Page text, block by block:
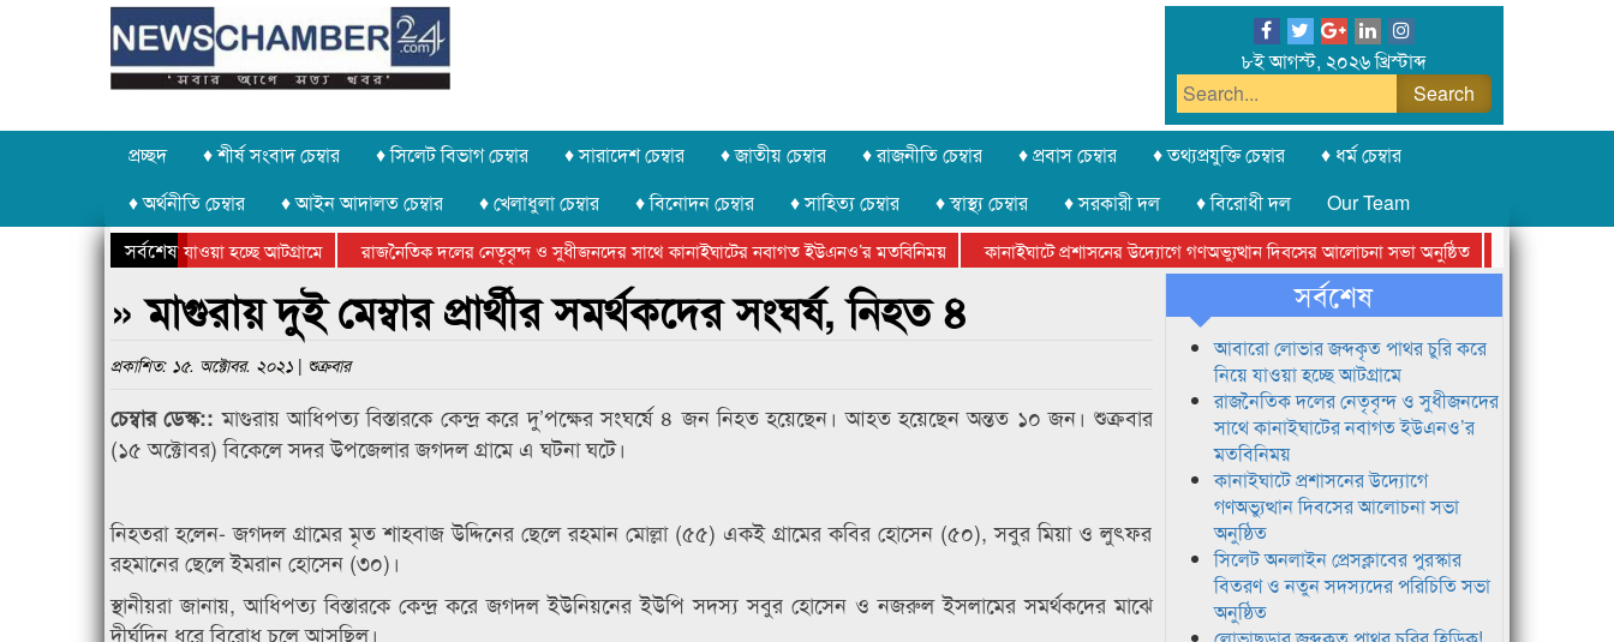
৮ই আগস্ট, ২০২৬ খ্রিস্টাব্দ
প্রচ্ছদ ♦ শীর্ষ সংবাদ চেম্বার ♦ সিলেট বিভাগ চেম্বার ♦ সারাদেশ চেম্বার ♦ জাতীয় চেম্বার ♦ রাজনীতি চেম্বার ♦ প্রবাস চেম্বার ♦ তথ্যপ্রযুক্তি চেম্বার
♦ ধর্ম চেম্বার
♦ অর্থনীতি চেম্বার
♦ আইন আদালত চেম্বার ♦ খেলাধুলা চেম্বার ♦ বিনোদন চেম্বার ♦ সাহিত্য চেম্বার ♦ স্বাস্থ্য চেম্বার ♦ সরকারী দল ♦ বিরোধী দল
Our Team
সর্বশেষ
পাথর চুরি করে নিয়ে যাওয়া হচ্ছে আটগ্রামে রাজনৈতিক দলের নেতৃবৃন্দ ও সুধীজনদের সাথে কানাইঘাটের নবাগত ইউএনও’র মতবিনিময় কানাইঘাটে প্রশাসনের উদ্যোগে গণঅভ্যুত্থান দিবসের আলোচনা সভা অনুষ্ঠিত
সিলেট অনলাইন
বার্ষিক ক্রীড়া প্রতিযোগিতার পুরস্কার বিতরণ সম্পন্ন
সিলেটে বাংলাদেশ গ্রুপ থিয়েটার ফেডারেশানের বিভাগীয় অভিনয় কর্মশালা সম্পন্ন
» মাগুরায় দুই মেম্বার প্রার্থীর সমর্থকদের সংঘর্ষ, নিহত ৪
প্রকাশিত: ১৫. অক্টোবর. ২০২১ | শুক্রবার
চেম্বার ডেস্ক::মাগুরায় আধিপত্য বিস্তারকে কেন্দ্র করে দু’পক্ষের সংঘর্ষে ৪ জন নিহত হয়েছেন। আহত হয়েছেন অন্তত ১০ জন। শুক্রবার
(১৫ অক্টোবর) বিকেলে সদর উপজেলার জগদল গ্রামে এ ঘটনা ঘটে।
নিহতরা হলেন- জগদল গ্রামের মৃত শাহবাজ উদ্দিনের ছেলে রহমান মোল্লা (৫৫) একই গ্রামের কবির হোসেন (৫০), সবুর মিয়া ও লুৎফর
রহমানের ছেলে ইমরান হোসেন (৩০)।
স্থানীয়রা জানায়, আধিপত্য বিস্তারকে কেন্দ্র করে জগদল ইউনিয়নের ইউপি সদস্য সবুর হোসেন ও নজরুল ইসলামের সমর্থকদের মাঝে
দীর্ঘদিন ধরে বিরোধ চলে আসছিল।
সর্বশেষ
আবারো লোভার জব্দকৃত পাথর চুরি করে
নিয়ে যাওয়া হচ্ছে আটগ্রামে
রাজনৈতিক দলের নেতৃবৃন্দ ও সুধীজনদের
সাথে কানাইঘাটের নবাগত ইউএনও’র
মতবিনিময়
কানাইঘাটে প্রশাসনের উদ্যোগে
গণঅভ্যুত্থান দিবসের আলোচনা সভা
অনুষ্ঠিত
সিলেট অনলাইন প্রেসক্লাবের পুরস্কার
বিতরণ ও নতুন সদস্যদের পরিচিতি সভা
অনুষ্ঠিত